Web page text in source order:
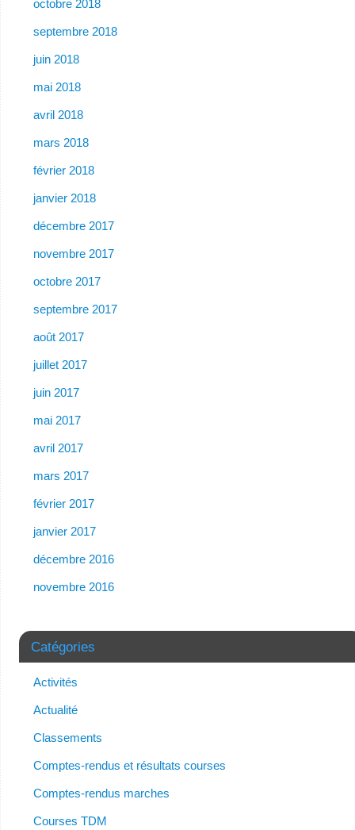
octobre 2018
septembre 2018
juin 2018
mai 2018
avril 2018
mars 2018
février 2018
janvier 2018
décembre 2017
novembre 2017
octobre 2017
septembre 2017
août 2017
juillet 2017
juin 2017
mai 2017
avril 2017
mars 2017
février 2017
janvier 2017
décembre 2016
novembre 2016
Catégories
Activités
Actualité
Classements
Comptes-rendus et résultats courses
Comptes-rendus marches
Courses TDM